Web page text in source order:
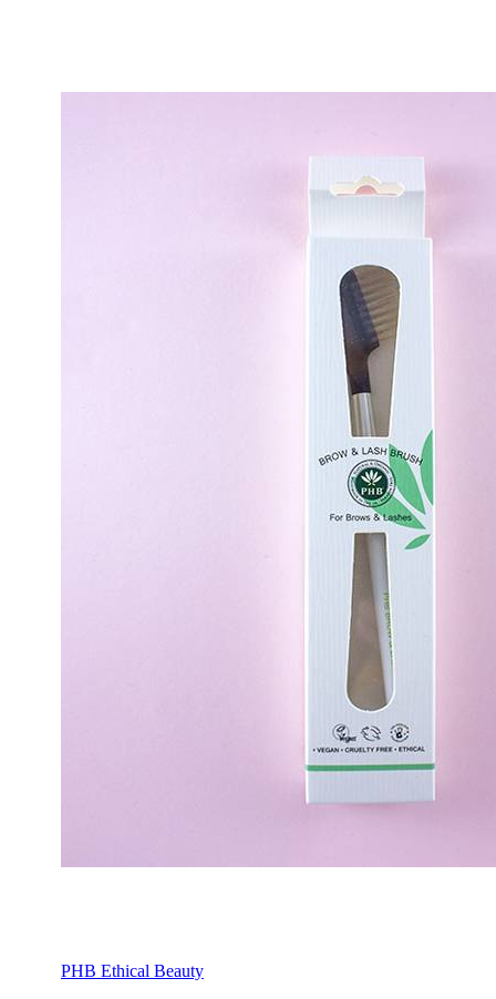
PHB Ethical Beauty